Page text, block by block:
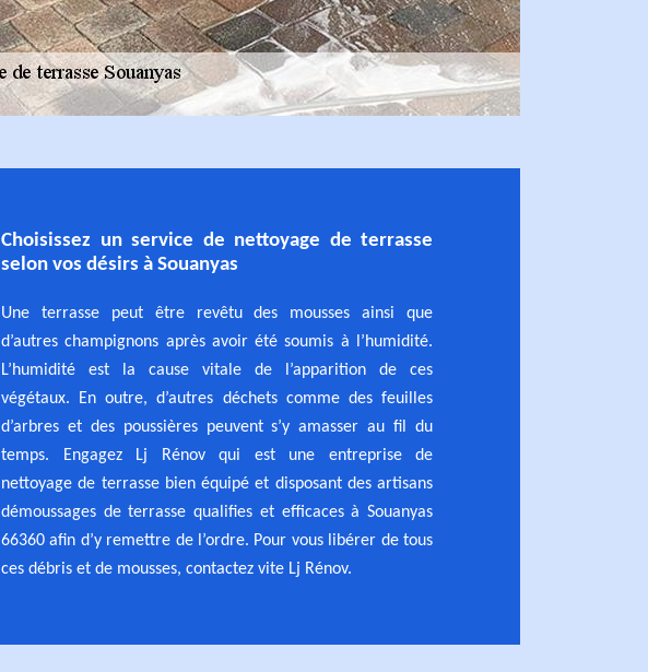
Choisissez un service de nettoyage de terrasse
selon vos désirs à Souanyas
Une terrasse peut être revêtu des mousses ainsi que
d’autres champignons après avoir été soumis à l’humidité.
L’humidité est la cause vitale de l’apparition de ces
végétaux. En outre, d’autres déchets comme des feuilles
d’arbres et des poussières peuvent s’y amasser au fil du
temps. Engagez Lj Rénov qui est une entreprise de
nettoyage de terrasse bien équipé et disposant des artisans
démoussages de terrasse qualifies et efficaces à Souanyas
66360 afin d’y remettre de l’ordre. Pour vous libérer de tous
ces débris et de mousses, contactez vite Lj Rénov.